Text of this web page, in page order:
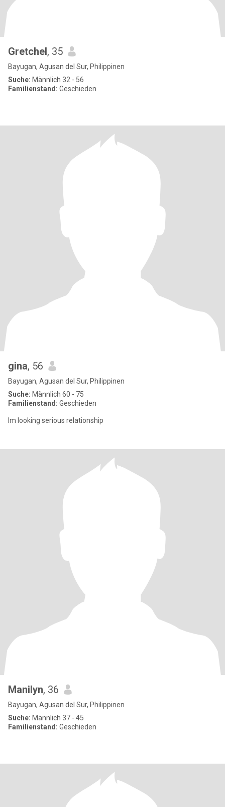
Gretchel, 35
Bayugan, Agusan del Sur, Philippinen
Suche: Männlich 32 - 56
Familienstand: Geschieden
gina, 56
Bayugan, Agusan del Sur, Philippinen
Suche: Männlich 60 - 75
Familienstand: Geschieden
Im looking serious relationship
Manilyn, 36
Bayugan, Agusan del Sur, Philippinen
Suche: Männlich 37 - 45
Familienstand: Geschieden